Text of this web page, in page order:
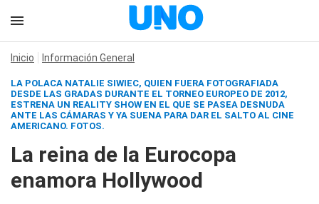
Inicio Información General
LA POLACA NATALIE SIWIEC, QUIEN FUERA FOTOGRAFIADA
DESDE LAS GRADAS DURANTE EL TORNEO EUROPEO DE 2012,
ESTRENA UN REALITY SHOW EN EL QUE SE PASEA DESNUDA
ANTE LAS CÁMARAS Y YA SUENA PARA DAR EL SALTO AL CINE
AMERICANO. FOTOS.
La reina de la Eurocopa
enamora Hollywood